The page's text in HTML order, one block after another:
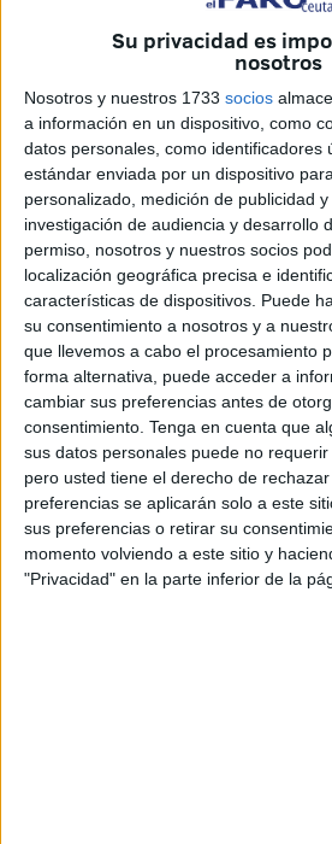
Su privacidad es
nosotros
Nosotros y nuestros 1733 socios
a información en un dispositivo, como
datos personales, como identificadores
estándar enviada por un dispositivo
personalizado, medición de publicidad y
investigación de audiencia y desarrollo
permiso, nosotros y nuestros socios
localización geográfica precisa e
características de dispositivos. Puede
su consentimiento a nosotros y a
que llevemos a cabo el procesamiento
forma alternativa, puede acceder a
cambiar sus preferencias antes de
consentimiento. Tenga en cuenta que
sus datos personales puede no requerir
pero usted tiene el derecho de
preferencias se aplicarán solo a este
sus preferencias o retirar su
momento volviendo a este sitio y
"Privacidad" en la parte inferior de la
dedicarme a mi
Fundación
Muestra de Cine
POR ISABEL JIMÉNEZ 06/
El arte flamenco llega
'¡Bailando, que es
POR MERY PAVÓN 30/10/
Los "Caminos" del
la ciudad de Tetuán
POR MARÍA VALVERDE 30/
Sakona lleva a Tetuán
inventados’ en
POR CARMEN ECHARRI
Sakona llevará 'Óxido.
Marruecos
POR JOSÉ ANTONIO LÓPEZ